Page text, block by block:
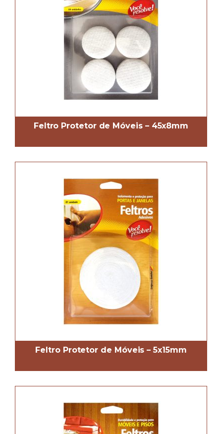
Feltro Protetor de Móveis – 45x8mm
Feltro Protetor de Móveis – 5x15mm